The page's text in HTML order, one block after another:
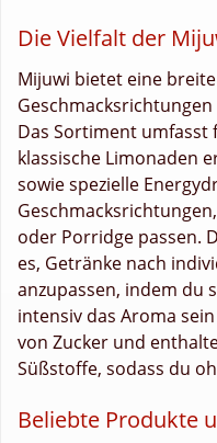
Die Vielfalt der
Mijuwi bietet eine
Das Sortiment umfasst
klassische Limonaden
sowie spezielle
oder Porridge passen.
es, Getränke nach
anzupassen, indem du
intensiv das Aroma
von Zucker und
Süßstoffe, sodass du
Beliebte Produkte